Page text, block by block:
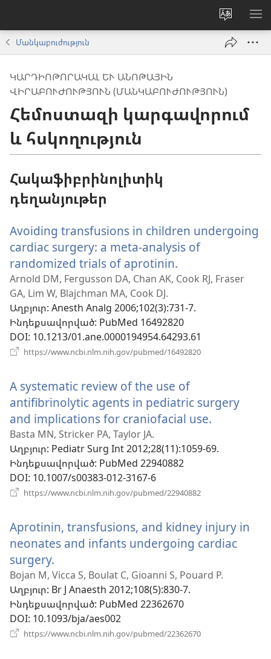
Փոխել
կայքի
լեզուն
Մանկաբուժություն
ԿԱՐԴԻՈԹՈՐԱԿԱԼ ԵՒ ԱՆՈԹԱՅԻՆ Վ
ԻՐԱԲՈՒԺՈՒԹՅՈՒՆ (ՄԱՆԿԱԲՈՒԺՈՒԹՅՈՒՆ)
Հեմոստազի կարգավորում
և հսկողություն
Հակաֆիբրինոլիտիկ
դեղանյութեր
Avoiding transfusions in children undergoing
cardiac surgery: a meta-analysis of
randomized trials of aprotinin.
է
պատուհան)
Arnold DM, Fergusson DA, Chan AK, Cook RJ, Fraser
GA, Lim W, Blajchman MA, Cook DJ.
Աղբյուր‎: Anesth Analg 2006;102(3):731-7.
Ինդեքսավորված‎: PubMed 16492820
DOI‎: 10.1213/01.ane.0000194954.64293.61
https://www.ncbi.nlm.nih.gov/pubmed/16492820
A systematic review of the use of
antifibrinolytic agents in pediatric surgery
and implications for craniofacial use.
նոր
Basta MN, Stricker PA, Taylor JA.
Աղբյուր‎: Pediatr Surg Int 2012;28(11):1059-69.
Ինդեքսավորված‎: PubMed 22940882
DOI‎: 10.1007/s00383-012-3167-6
https://www.ncbi.nlm.nih.gov/pubmed/22940882
պատուհան)
Aprotinin, transfusions, and kidney injury in
neonates and infants undergoing cardiac
surgery.
է
նոր
պատուհան)
Bojan M, Vicca S, Boulat C, Gioanni S, Pouard P.
Աղբյուր‎: Br J Anaesth 2012;108(5):830-7.
Ինդեքսավորված‎: PubMed 22362670
DOI‎: 10.1093/bja/aes002
https://www.ncbi.nlm.nih.gov/pubmed/22362670